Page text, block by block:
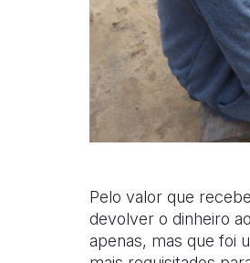
Pelo valor que
devolver o dinheiro
apenas, mas que foi